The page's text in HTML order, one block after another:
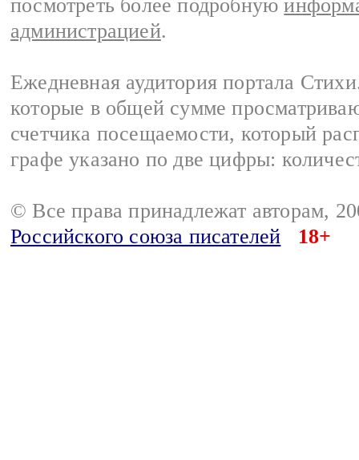
посмотреть более подробную
администрацией.
Ежедневная аудитория портала
которые в общей сумме
счетчика посещаемости, который
графе указано по две цифры:
© Все права принадлежат авторам,
Российского союза писателей
18+